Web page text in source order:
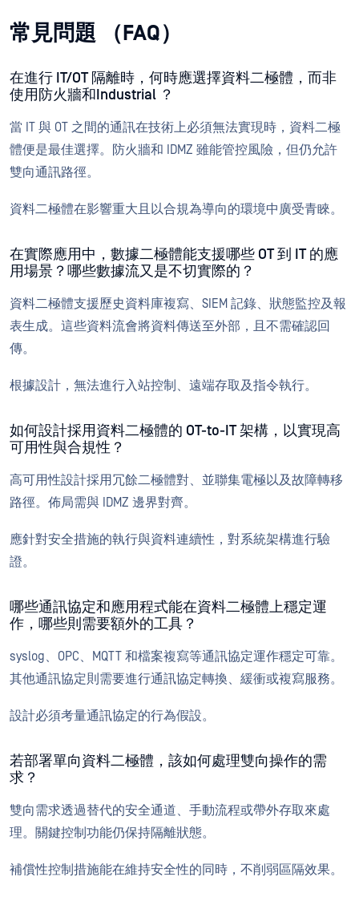
常見問題 （FAQ）
在進行 IT/OT 隔離時，何時應選擇資料二極體，而非
使用防火牆和Industrial ？
當 IT 與 OT 之間的通訊在技術上必須無法實現時，資料二極
體便是最佳選擇。防火牆和 IDMZ 雖能管控風險，但仍允許
雙向通訊路徑。
資料二極體在影響重大且以合規為導向的環境中廣受青睞。
在實際應用中，數據二極體能支援哪些 OT 到 IT 的應
用場景？哪些數據流又是不切實際的？
資料二極體支援歷史資料庫複寫、SIEM 記錄、狀態監控及報
表生成。這些資料流會將資料傳送至外部，且不需確認回
傳。
根據設計，無法進行入站控制、遠端存取及指令執行。
如何設計採用資料二極體的 OT-to-IT 架構，以實現高
可用性與合規性？
高可用性設計採用冗餘二極體對、並聯集電極以及故障轉移
路徑。佈局需與 IDMZ 邊界對齊。
應針對安全措施的執行與資料連續性，對系統架構進行驗
證。
哪些通訊協定和應用程式能在資料二極體上穩定運
作，哪些則需要額外的工具？
syslog、OPC、MQTT 和檔案複寫等通訊協定運作穩定可靠。
其他通訊協定則需要進行通訊協定轉換、緩衝或複寫服務。
設計必須考量通訊協定的行為假設。
若部署單向資料二極體，該如何處理雙向操作的需
求？
雙向需求透過替代的安全通道、手動流程或帶外存取來處
理。關鍵控制功能仍保持隔離狀態。
補償性控制措施能在維持安全性的同時，不削弱區隔效果。